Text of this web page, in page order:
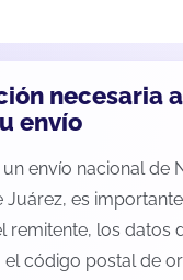
necesaria
envío
un envío nacional de
Juárez, es
remitente, los datos
el código postal de